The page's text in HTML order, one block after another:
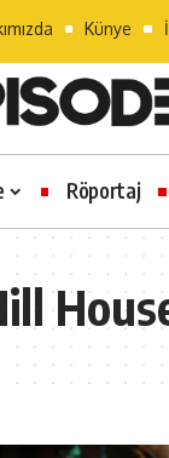
Künye
Röportaj